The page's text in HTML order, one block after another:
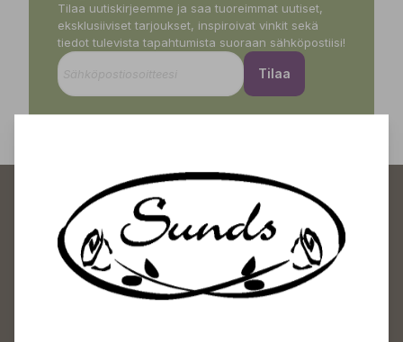
Tilaa uutiskirjeemme ja saa tuoreimmat uutiset,
eksklusiiviset tarjoukset, inspiroivat vinkit sekä
tiedot tulevista tapahtumista suoraan sähköpostiisi!
Tilaa
Sundin Puutarhakeskus